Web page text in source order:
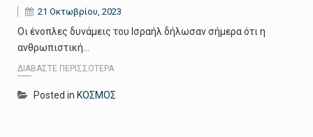
21 Οκτωβρίου, 2023
Οι ένοπλες δυνάμεις του Ισραήλ δήλωσαν σήμερα ότι η
ανθρωπιστική…
ΔΙΑΒΆΣΤΕ ΠΕΡΙΣΣΌΤΕΡΑ
Posted in ΚΟΣΜΟΣ